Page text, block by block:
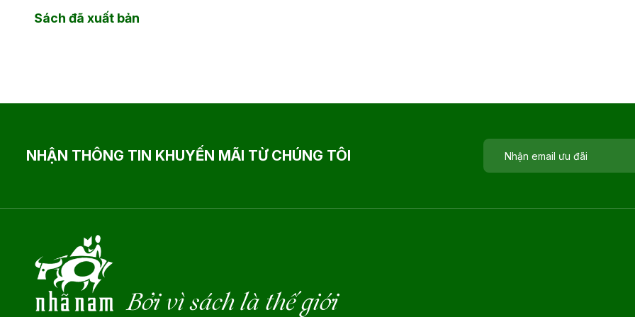
Sách đã xuất bản
NHẬN THÔNG TIN KHUYẾN MÃI TỪ CHÚNG TÔI
Bởi vì sách là thế giới